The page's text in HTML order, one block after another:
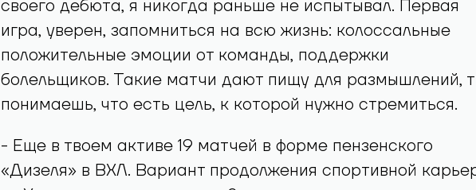
своего дебюта, я никогда раньше не испытывал. Первая
игра, уверен, запомниться на всю жизнь: колоссальные
положительные эмоции от команды, поддержки
болельщиков. Такие матчи дают пищу для размышлений,
понимаешь, что есть цель, к которой нужно стремиться.
- Еще в твоем активе 19 матчей в форме пензенского
«Дизеля» в ВХЛ. Вариант продолжения спортивной